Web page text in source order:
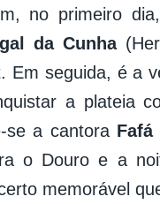
no primeiro
da Cunha
Em seguida, é a
a plateia
se a cantora Fafá
o Douro e a
memorável